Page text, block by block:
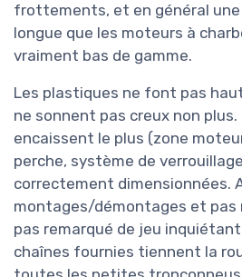
frottements, et en général une
longue que les moteurs à
vraiment bas de gamme.
Les plastiques ne font pas
ne sonnent pas creux non
encaissent le plus (zone
perche, système de
correctement dimensionnées.
montages/démontages et pas
pas remarqué de jeu
chaînes fournies tiennent la